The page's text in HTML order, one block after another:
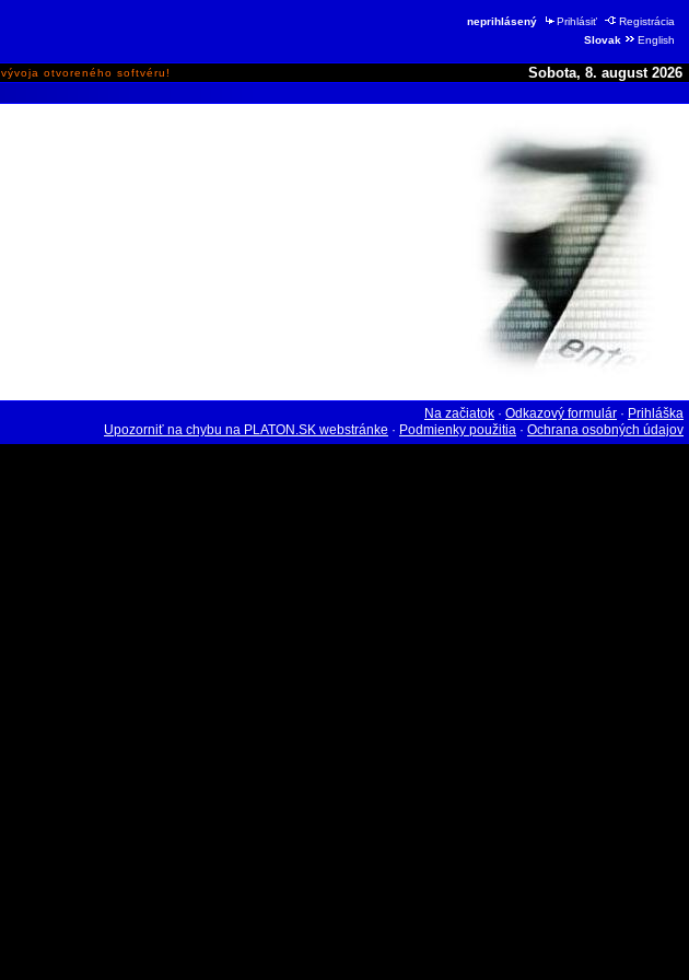
neprihlásený Prihlásiť
Registrácia
Slovak
English
vývoja otvoreného softvéru! Sobota, 8. august 2026
Na začiatok · Odkazový formulár · Prihláška
Upozorniť na chybu na PLATON.SK webstránke · Podmienky použitia · Ochrana osobných údajov